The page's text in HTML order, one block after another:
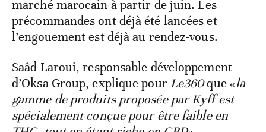
marché marocain à partir de juin. Les
précommandes ont déjà été lancées et
l’engouement est déjà au rendez-vous.
Saâd Laroui, responsable développement
d’Oksa Group, explique pour Le360que «la
gamme de produits proposée par Kyff est
spécialement conçue pour être faible en